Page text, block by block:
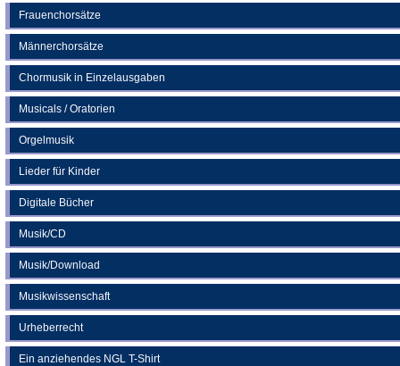
Frauenchorsätze
Männerchorsätze
Chormusik in Einzelausgaben
Musicals / Oratorien
Orgelmusik
Lieder für Kinder
Digitale Bücher
Musik/CD
Musik/Download
Musikwissenschaft
Urheberrecht
Ein anziehendes NGL T-Shirt